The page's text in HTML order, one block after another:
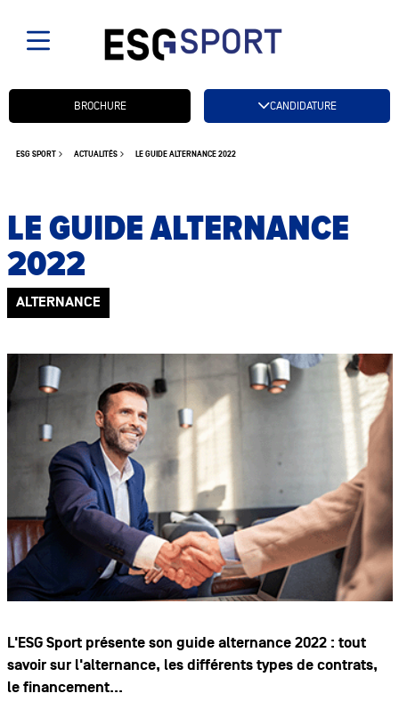
ESG SPORT ACTUALITÉS LE GUIDE ALTERNANCE 2022
LE GUIDE ALTERNANCE
2022
ALTERNANCE
L'ESG Sport présente son guide alternance 2022 : tout
savoir sur l'alternance, les différents types de contrats,
le financement...
CANDIDATURE
Candidatez btnBROCHURE